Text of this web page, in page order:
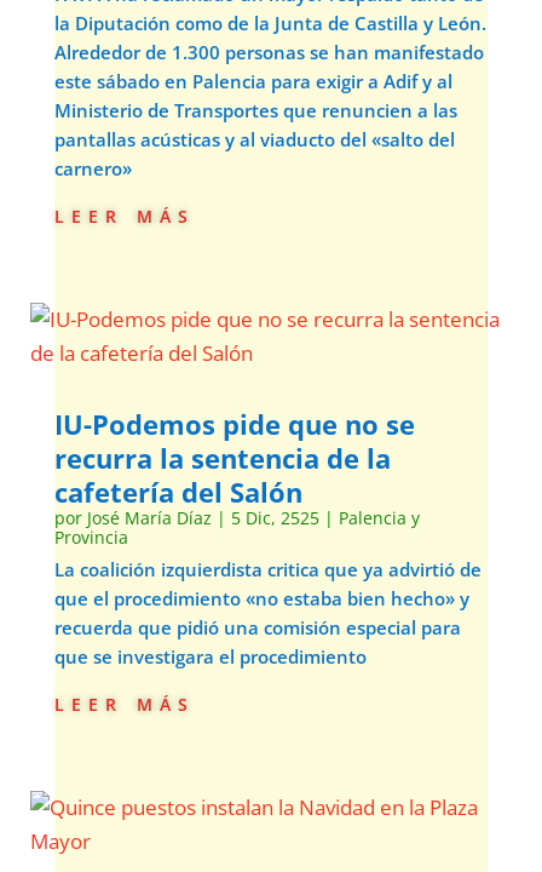
la Diputación como de la Junta de Castilla y León.
Alrededor de 1.300 personas se han manifestado
este sábado en Palencia para exigir a Adif y al
Ministerio de Transportes que renuncien a las
pantallas acústicas y al viaducto del «salto del
carnero»
leer más
IU-Podemos pide que no se
recurra la sentencia de la
cafetería del Salón
por José María Díaz | 5 Dic, 2525| Palencia y
Provincia
La coalición izquierdista critica que ya advirtió de
que el procedimiento «no estaba bien hecho» y
recuerda que pidió una comisión especial para
que se investigara el procedimiento
leer más